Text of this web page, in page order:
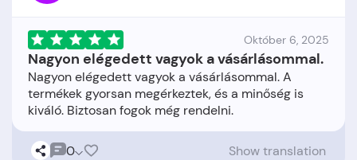
Október 6, 2025
Nagyon elégedett vagyok a vásárlásommal.
Nagyon elégedett vagyok a vásárlásommal. A
termékek gyorsan megérkeztek, és a minőség is
0 Show translation